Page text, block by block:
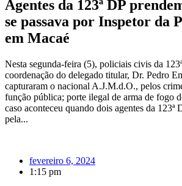
Agentes da 123ª DP
se passava por Inspetor da
em Macaé
Nesta segunda-feira (5), policiais civis da
coordenação do delegado titular, Dr. Pedro
capturaram o nacional A.J.M.d.O., pelos
função pública; porte ilegal de arma de fogo
caso aconteceu quando dois agentes da 123ª
pela...
fevereiro 6, 2024
1:15 pm